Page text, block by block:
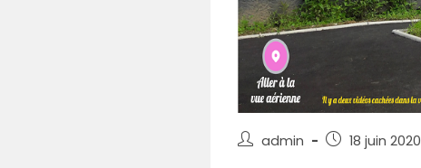
Auteur/autrice
admin
Post18 juin 2020